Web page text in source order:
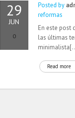
29
JUN
0
Posted by
reformas
En este post
las últimas
Read more